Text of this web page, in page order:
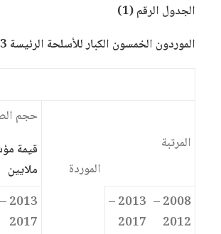
الجدول الرقم (1)
الموردون الخمسون الكبار للأسلحة الرئيسة 2013 – 2017
المرتبة
الموردة
حجم
قيمة
ملايين
2008 –
2012
2013 –
2017
2013 –
2017